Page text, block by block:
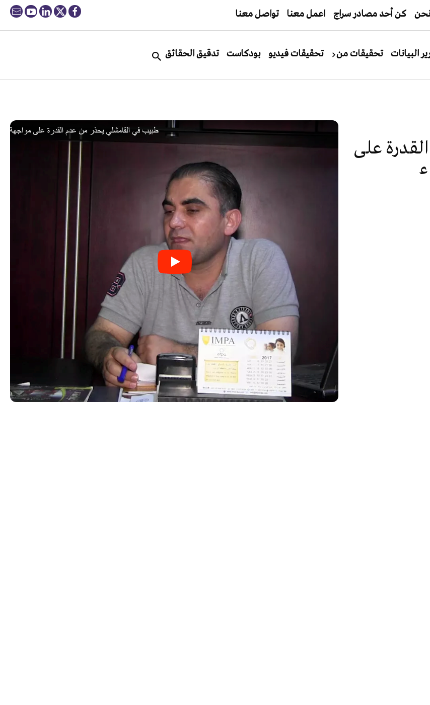
كن أحد مصادر سراج اعمل معنا تواصل معنا
البيانات تحقيقات من تحقيقات فيديو بودكاست تدقيق الحقائق
على